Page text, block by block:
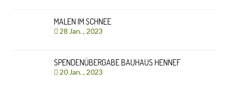
MALEN IM SCHNEE
28 Jan. , 2023
SPENDENÜBERGABE BAUHAUS HENNEF
20 Jan. , 2023